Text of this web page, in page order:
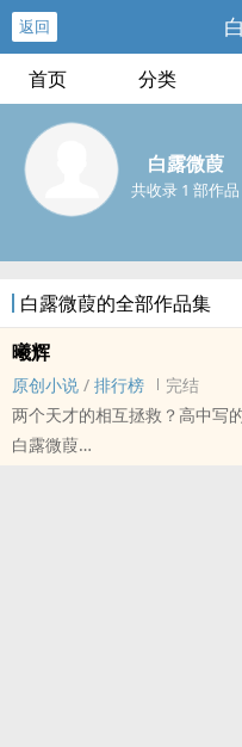
返回
首页 分类
白露微葭
共收录 1 部作品
白露微葭的全部作品集
曦辉
原创小说 / 排行榜
完结
两个天才的相互拯救？高中写
白露微葭